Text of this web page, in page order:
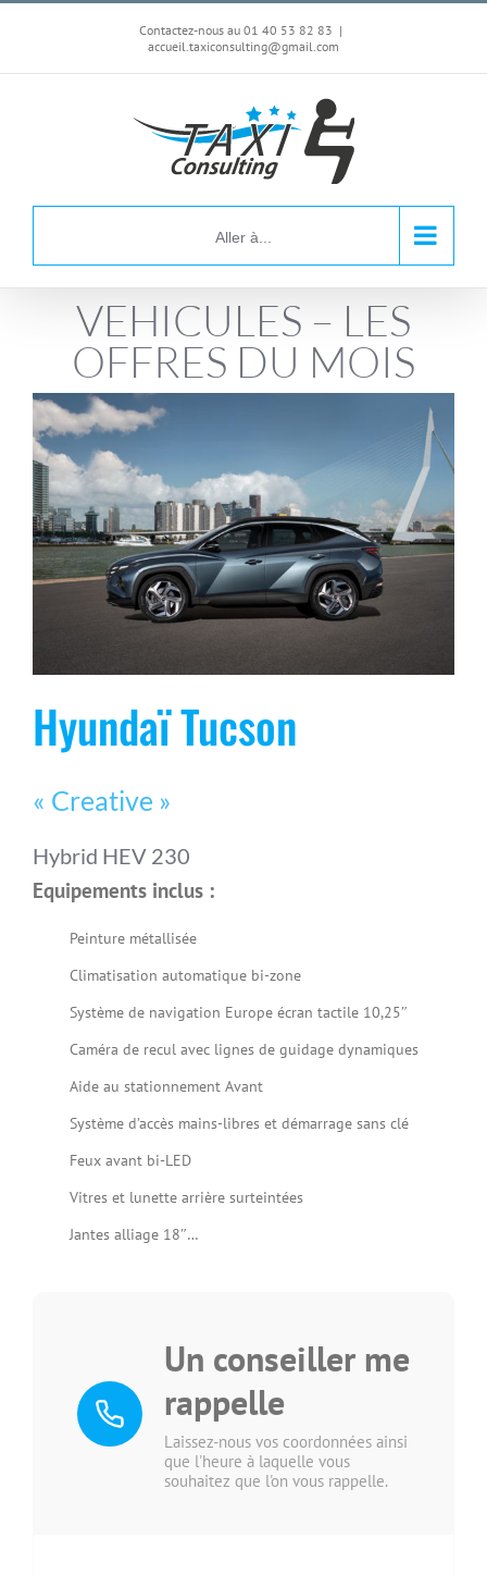
contenu
Contactez-nous au 01 40 53 82 83 |
accueil.taxiconsulting@gmail.com
Aller à...
VEHICULES – LES
OFFRES DU MOIS
Hyundaï Tucson
« Creative »
Hybrid HEV 230
Equipements inclus :
Peinture métallisée
Climatisation automatique bi-zone
Système de navigation Europe écran tactile 10,25″
Caméra de recul avec lignes de guidage dynamiques
Aide au stationnement Avant
Système d’accès mains-libres et démarrage sans clé
Feux avant bi-LED
Vitres et lunette arrière surteintées
Jantes alliage 18″…
Un conseiller me
rappelle
Laissez-nous vos coordonnées ainsi
que l'heure à laquelle vous
souhaitez que l'on vous rappelle.